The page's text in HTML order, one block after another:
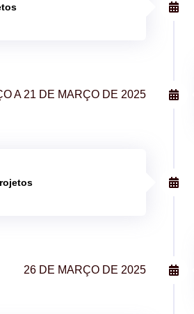
A 21 DE MARÇO DE 2025
26 DE MARÇO DE 2025